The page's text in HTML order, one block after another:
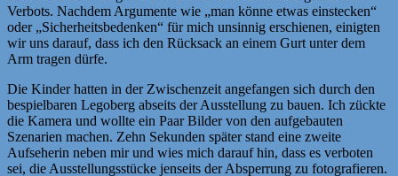
Verbots. Nachdem Argumente wie „man könne etwas einstecken“
oder „Sicherheitsbedenken“ für mich unsinnig erschienen, einigten
wir uns darauf, dass ich den Rücksack an einem Gurt unter dem
Arm tragen dürfe.
Die Kinder hatten in der Zwischenzeit angefangen sich durch den
bespielbaren Legoberg abseits der Ausstellung zu bauen. Ich zückte
die Kamera und wollte ein Paar Bilder von den aufgebauten
Szenarien machen. Zehn Sekunden später stand eine zweite
Aufseherin neben mir und wies mich darauf hin, dass es verboten
sei, die Ausstellungsstücke jenseits der Absperrung zu fotografieren.